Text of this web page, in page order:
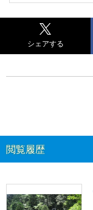
シェアする
閲覧履歴